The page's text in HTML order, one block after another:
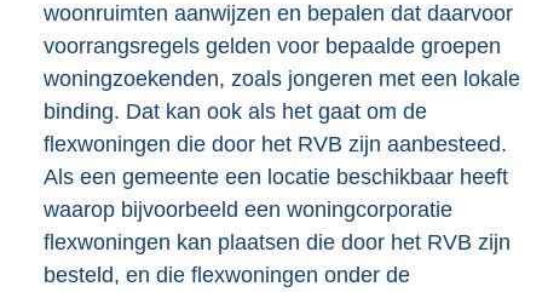
woonruimten aanwijzen en bepalen dat daarvoor
voorrangsregels gelden voor bepaalde groepen
woningzoekenden, zoals jongeren met een lokale
binding. Dat kan ook als het gaat om de
flexwoningen die door het RVB zijn aanbesteed.
Als een gemeente een locatie beschikbaar heeft
waarop bijvoorbeeld een woningcorporatie
flexwoningen kan plaatsen die door het RVB zijn
besteld, en die flexwoningen onder de